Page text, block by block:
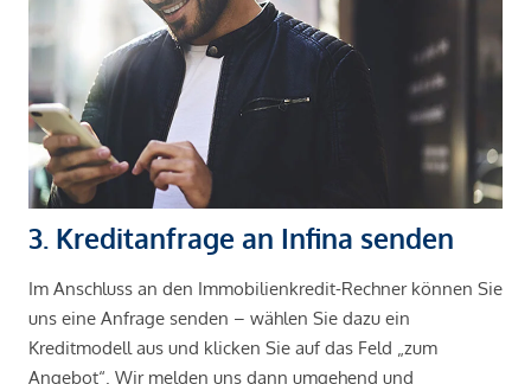
3. Kreditanfrage an Infina senden
Im Anschluss an den Immobilienkredit-Rechner können Sie
uns eine Anfrage senden – wählen Sie dazu ein
Kreditmodell aus und klicken Sie auf das Feld „zum
Angebot“. Wir melden uns dann umgehend und